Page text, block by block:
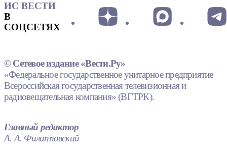
ИС ВЕСТИ
В
СОЦСЕТЯХ
© Сетевое издание «Вести.Ру»
«Федеральное государственное унитарное предприятие
Всероссийская государственная телевизионная и
радиовещательная компания» (ВГТРК).
Главный редактор
А. А. Филипповский